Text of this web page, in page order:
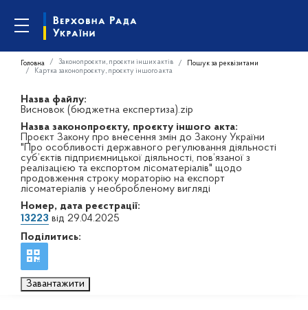
Головна Законопроєкти, проєкти інших актів
Пошук за реквізитами
Картка законопроєкту, проєкту іншого акта
Назва файлу:
Висновок (бюджетна експертиза).zip
Назва законопроєкту, проєкту іншого акта:
Проєкт Закону про внесення змін до Закону України
"Про особливості державного регулювання діяльності
суб’єктів підприємницької діяльності, пов’язаної з
реалізацією та експортом лісоматеріалів" щодо
продовження строку мораторію на експорт
лісоматеріалів у необробленому вигляді
Номер, дата реєстрації:
13223 від 29.04.2025
Поділитись:
Завантажити